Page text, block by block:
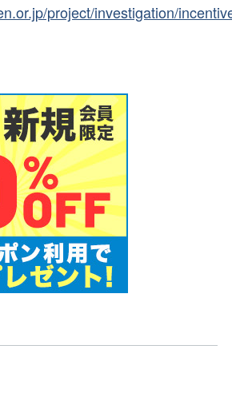
project/investigation/